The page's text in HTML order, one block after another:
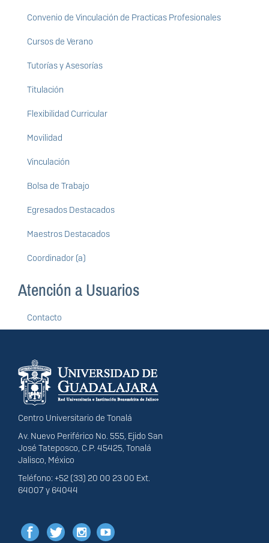
Convenio de Vinculación de Practicas Profesionales
Cursos de Verano
Tutorías y Asesorías
Titulación
Flexibilidad Curricular
Movilidad
Vinculación
Bolsa de Trabajo
Egresados Destacados
Maestros Destacados
Coordinador (a)
Atención a Usuarios
Contacto
Información del
portal
Centro Universitario de Tonalá
Av. Nuevo Periférico No. 555, Ejido San
José Tateposco, C.P. 45425, Tonalá
Jalisco, México
Teléfono: +52 (33) 20 00 23 00 Ext.
64007 y 64044